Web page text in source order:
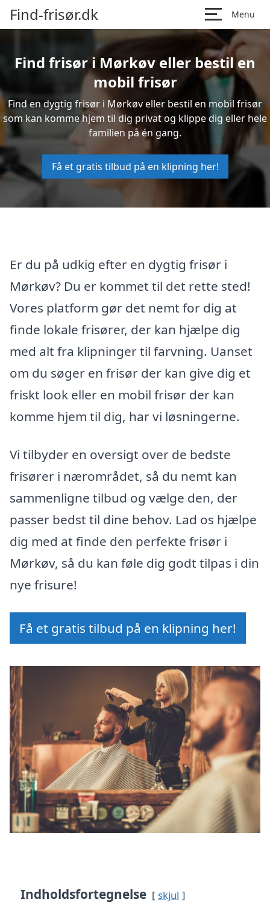
Find-frisør.dk Menu
Find frisør i Mørkøv eller bestil en
mobil frisør
Find en dygtig frisør i Mørkøv eller bestil en mobil frisør
som kan komme hjem til dig privat og klippe dig eller hele
familien på én gang.
Få et gratis tilbud på en klipning her!
Er du på udkig efter en dygtig frisør i
Mørkøv? Du er kommet til det rette sted!
Vores platform gør det nemt for dig at
finde lokale frisører, der kan hjælpe dig
med alt fra klipninger til farvning. Uanset
om du søger en frisør der kan give dig et
friskt look eller en mobil frisør der kan
komme hjem til dig, har vi løsningerne.
Vi tilbyder en oversigt over de bedste
frisører i nærområdet, så du nemt kan
sammenligne tilbud og vælge den, der
passer bedst til dine behov. Lad os hjælpe
dig med at finde den perfekte frisør i
Mørkøv, så du kan føle dig godt tilpas i din
nye frisure!
Få et gratis tilbud på en klipning her!
Indholdsfortegnelse skjul